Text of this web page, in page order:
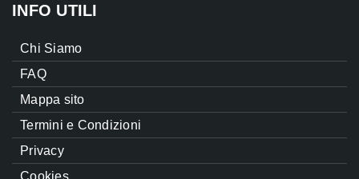
INFO UTILI
Chi Siamo
FAQ
Mappa sito
Termini e Condizioni
Privacy
Cookies